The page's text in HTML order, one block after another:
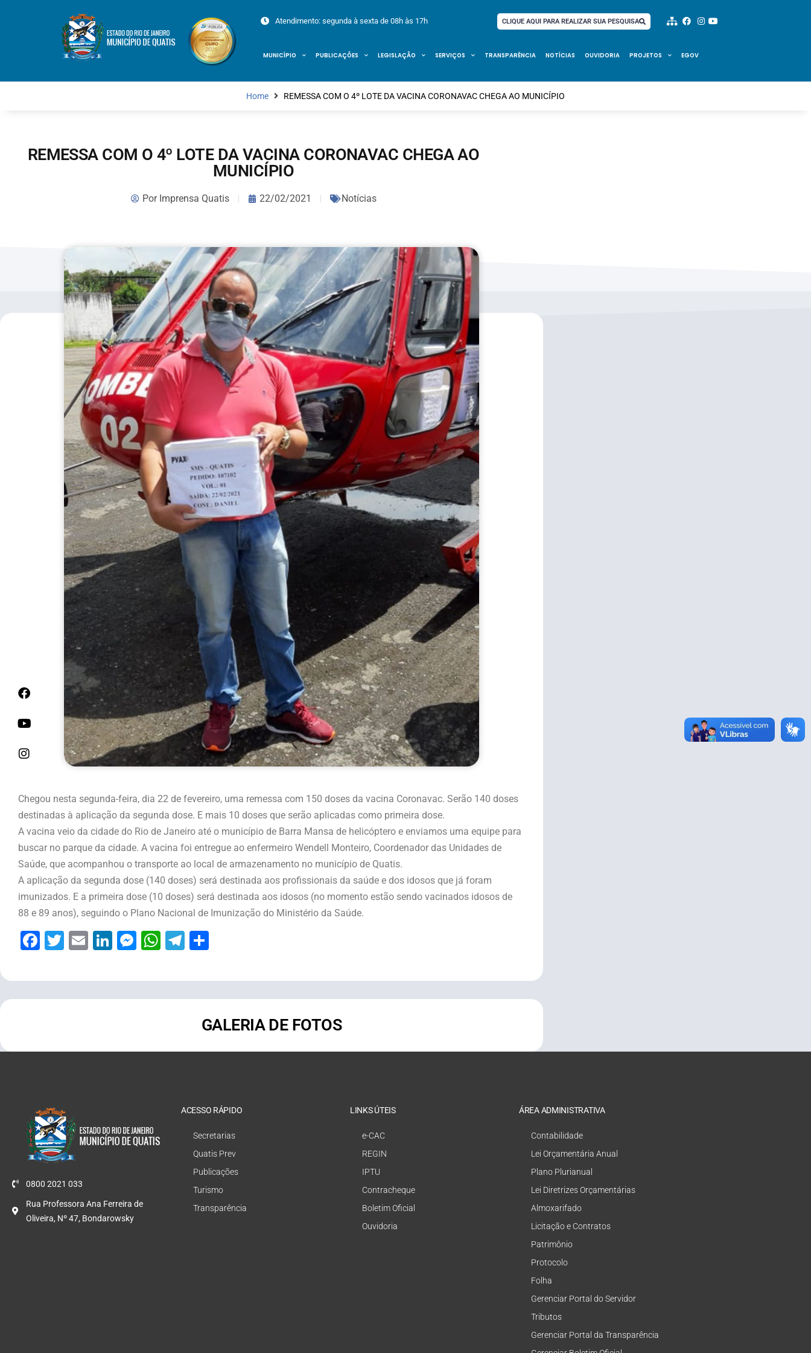
Atendimento: segunda à sexta de 08h às 17h CLIQUE AQUI PARA REALIZAR SUA PESQUISA
MUNICÍPIO PUBLICAÇÕES LEGISLAÇÃO SERVIÇOS TRANSPARÊNCIA NOTÍCIAS OUVIDORIA PROJETOS EGOV
Home REMESSA COM O 4º LOTE DA VACINA CORONAVAC CHEGA AO MUNICÍPIO
REMESSA COM O 4º LOTE DA VACINA CORONAVAC CHEGA AO
MUNICÍPIO
PorImprensa Quatis 22/02/2021 Notícias
Chegou nesta segunda-feira, dia 22 de fevereiro, uma remessa com 150 doses da vacina Coronavac. Serão 140 doses
destinadas à aplicação da segunda dose. E mais 10 doses que serão aplicadas como primeira dose.
A vacina veio da cidade do Rio de Janeiro até o município de Barra Mansa de helicóptero e enviamos uma equipe para
buscar no parque da cidade. A vacina foi entregue ao enfermeiro Wendell Monteiro, Coordenador das Unidades de
Saúde, que acompanhou o transporte ao local de armazenamento no município de Quatis.
A aplicação da segunda dose (140 doses) será destinada aos profissionais da saúde e dos idosos que já foram
imunizados. E a primeira dose (10 doses) será destinada aos idosos (no momento estão sendo vacinados idosos de
88 e 89 anos), seguindo o Plano Nacional de Imunização do Ministério da Saúde.
Facebook
Twitter
EmailLinkedIn
Messenger
WhatsApp
Telegram
GALERIA DE FOTOS
0800 2021 033
Rua Professora Ana Ferreira de
Oliveira, Nº 47, Bondarowsky
ACESSO RÁPIDO
Secretarias
Quatis Prev
Publicações
Turismo
Transparência
LINKS ÚTEIS
e-CAC
REGIN
IPTU
Contracheque
Boletim Oficial
Ouvidoria
ÁREA ADMINISTRATIVA
Contabilidade
Lei Orçamentária Anual
Plano Plurianual
Lei Diretrizes Orçamentárias
Almoxarifado
Licitação e Contratos
Patrimônio
Protocolo
Folha
Gerenciar Portal do Servidor
Tributos
Gerenciar Portal da Transparência